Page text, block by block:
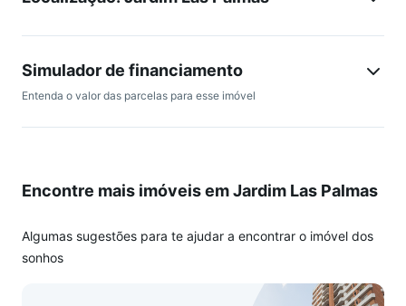
Simulador de financiamento
Entenda o valor das parcelas para esse imóvel
Encontre mais imóveis em Jardim Las Palmas
Algumas sugestões para te ajudar a encontrar o imóvel dos
sonhos